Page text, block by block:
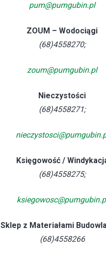
pum@pumgubin.pl
ZOUM – Wodociągi
(68)4558270;
zoum@pumgubin.pl
Nieczystości
(68)4558271;
Księgowość /
(68)4558275;
Sklep z Materiałami
(68)4558266